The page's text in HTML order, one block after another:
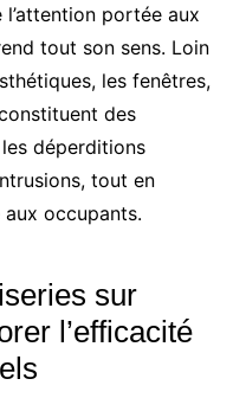
l’attention portée aux
tout son sens. Loin
les fenêtres,
des
déperditions
tout en
occupants.
sur
l’efficacité